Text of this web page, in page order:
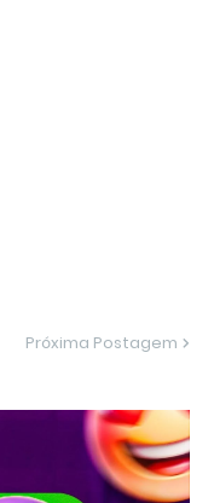
Próxima Postagem